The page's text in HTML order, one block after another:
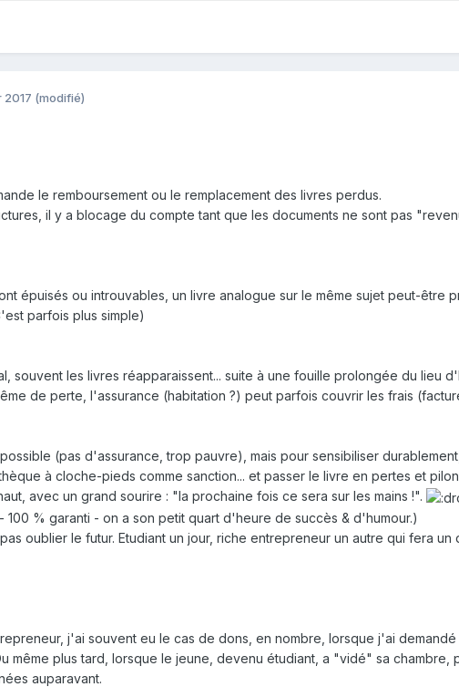
2017 (modifié)
le remboursement ou le remplacement des livres perdus.
il y a blocage du compte tant que les documents ne sont pas
épuisés ou introuvables, un livre analogue sur le même sujet peut-être
parfois plus simple)
souvent les livres réapparaissent... suite à une fouille prolongée du lieu
de perte, l'assurance (habitation ?) peut parfois couvrir les frais
(pas d'assurance, trop pauvre), mais pour sensibiliser
à cloche-pieds comme sanction... et passer le livre en pertes et
avec un grand sourire : "la prochaine fois ce sera sur les mains !".
100 % garanti - on a son petit quart d'heure de succès & d'humour.)
oublier le futur. Etudiant un jour, riche entrepreneur un autre qui fera un
j'ai souvent eu le cas de dons, en nombre, lorsque j'ai
même plus tard, lorsque le jeune, devenu étudiant, a "vidé" sa chambre,
auparavant.